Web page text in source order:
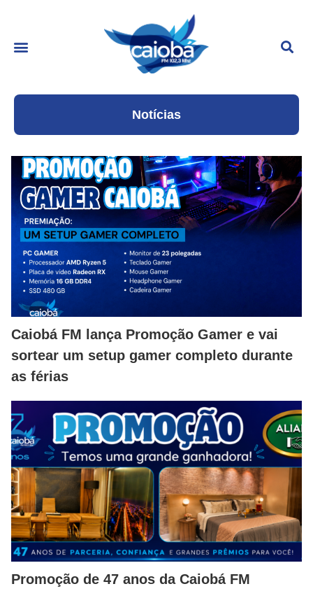
Notícias
Caiobá FM lança Promoção Gamer e vai
sortear um setup gamer completo durante
as férias
Promoção de 47 anos da Caiobá FM